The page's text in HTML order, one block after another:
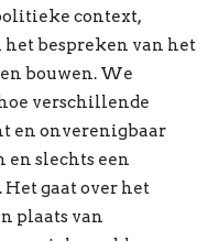
context,
het bespreken van het
bouwen. We
verschillende
en onverenigbaar
en slechts een
gaat over het
plaats van